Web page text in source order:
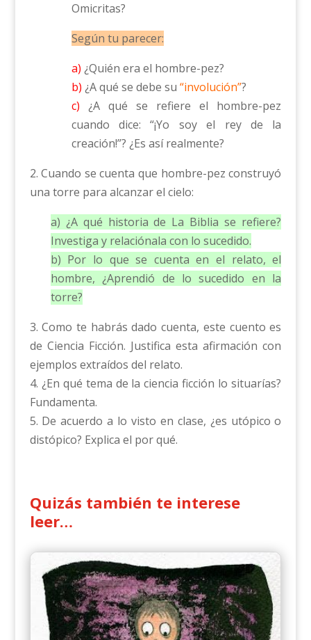
Omicritas?
Según tu parecer:
a) ¿Quién era el hombre-pez?
b) ¿A qué se debe su “involución”?
c) ¿A qué se refiere el hombre-pez
cuando dice: “¡Yo soy el rey de la
creación!”? ¿Es así realmente?
2. Cuando se cuenta que hombre-pez construyó
una torre para alcanzar el cielo:
a) ¿A qué historia de La Biblia se refiere?
Investiga y relaciónala con lo sucedido.
b) Por lo que se cuenta en el relato, el
hombre, ¿Aprendió de lo sucedido en la
torre?
3. Como te habrás dado cuenta, este cuento es
de Ciencia Ficción. Justifica esta afirmación con
ejemplos extraídos del relato.
4. ¿En qué tema de la ciencia ficción lo situarías?
Fundamenta.
5. De acuerdo a lo visto en clase, ¿es utópico o
distópico? Explica el por qué.
Quizás también te interese
leer…